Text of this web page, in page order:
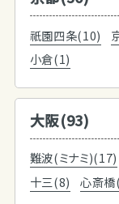
祇園四条(10)
小倉(1)
大阪(93)
難波(ミナミ)(17)
十三(8)
心斎